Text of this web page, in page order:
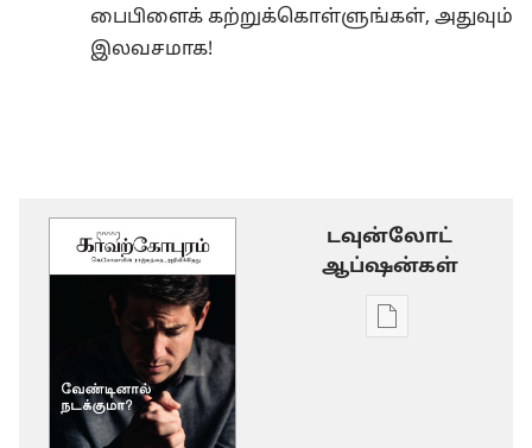
பைபிளைக் கற்றுக்கொள்ளுங்கள், அதுவும்
இலவசமாக!
டவுன்லோட்
ஆப்ஷன்கள்
டிஜிட்டல்